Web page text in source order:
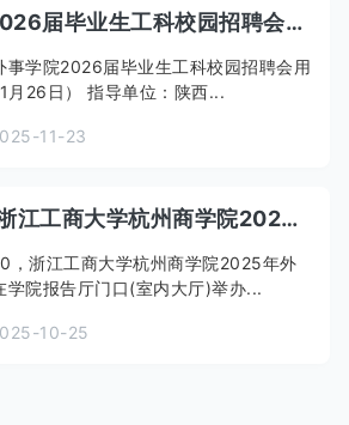
西安外事学院2026届毕业生工科校园招聘会用人单位参会名录（11月26日）
事学院2026届毕业生工科校园招聘会用
月26日） 指导单位：陕西...
11-23
【10月28日】浙江工商大学杭州商学院2025年外贸人才专场招聘会参会须知
，浙江工商大学杭州商学院2025年外
学院报告厅门口(室内大厅)举办...
10-25